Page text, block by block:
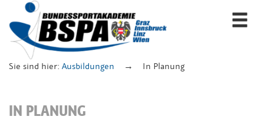
Sie sind hier: Ausbildungen In Planung
IN PLANUNG